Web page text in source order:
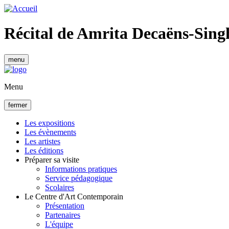
Aller
contenu
principal
Récital de Amrita Decaëns-
menu
Menu
fermer
Navigation
principale
Les expositions
Les évènements
Les artistes
Les éditions
Préparer sa visite
Informations pratiques
Service pédagogique
Scolaires
Le Centre d'Art Contemporain
Présentation
Partenaires
L'équipe